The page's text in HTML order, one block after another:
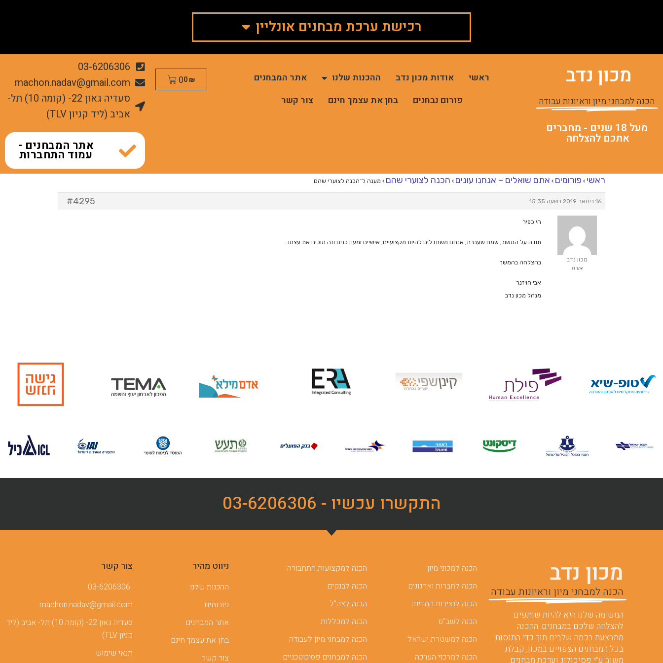
רכישת ערכת מבחנים אונליין
מכון נדב
הכנה למבחני מיון וראיונות עבודה
מעל 18 שנים - מחברים
אתכם להצלחה
ראשי אודות מכון נדב ההכנות שלנו
אתר המבחנים
פורום נבחנים
בחן את עצמך חינם צור קשר
0₪
0
03-6206306
machon.nadav@gmail.com
סעדיה גאון 22- (קומה 10) תל-
אביב (ליד קניון TLV)
אתר המבחנים -
עמוד התחברות
ראשי › פורומים › אתם שואלים – אנחנו עונים › הכנה לצוערי שהם › מענה ל־הכנה לצוערי שהם
16 בינואר 2019 בשעה 15:35 #4295
מכון נדב
אורח
הי כפיר
תודה על המשוב, שמח שעברת, אנחנו משתדלים להיות מקצועיים, אישיים ומעודכנים וזה מוכיח את עצמו.
בהצלחה בהמשך
אבי הויזנר
מנהל מכון נדב
התקשרו עכשיו - 03-6206306
מכון נדב
הכנה למבחני מיון וראיונות עבודה
המשימה שלנו היא להיות שותפים
להצלחה שלכם במבחנים. ההכנה
מתבצעת בכמה שלבים תוך כדי התנסות
בכל המבחנים הצפויים במכון, קבלת
משוב ע”י פסיכולוג וערכת מבחנים
הכנה למכוני מיון
הכנה לחברות וארגונים
הכנה לנציבות המדינה
הכנה לשב"ס
הכנה למשטרת ישראל
הכנה למרכזי הערכה
הכנה למקצועות התחבורה
הכנה לבנקים
הכנה לצה”ל
הכנה למכללות
הכנה למבחני מיון לעבודה
הכנה למבחנים פסיכוטכניים
ניווט מהיר
ההכנות שלנו
פורומים
אתר המבחנים
בחן את עצמך חינם
צור קשר
צור קשר
03-6206306
machon.nadav@gmail.com
סעדיה גאון 22- (קומה 10) תל- אביב (ליד
קניון TLV)
תנאי שימוש